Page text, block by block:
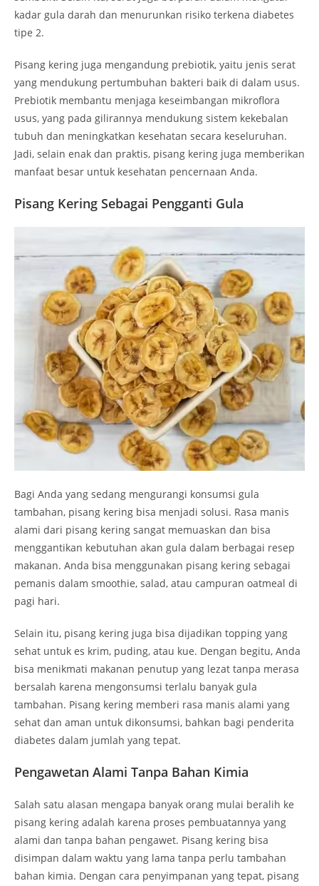
kadar gula darah dan menurunkan risiko terkena diabetes
tipe 2.
Pisang kering juga mengandung prebiotik, yaitu jenis serat
yang mendukung pertumbuhan bakteri baik di dalam usus.
Prebiotik membantu menjaga keseimbangan mikroflora
usus, yang pada gilirannya mendukung sistem kekebalan
tubuh dan meningkatkan kesehatan secara keseluruhan.
Jadi, selain enak dan praktis, pisang kering juga memberikan
manfaat besar untuk kesehatan pencernaan Anda.
Pisang Kering Sebagai Pengganti Gula
Bagi Anda yang sedang mengurangi konsumsi gula
tambahan, pisang kering bisa menjadi solusi. Rasa manis
alami dari pisang kering sangat memuaskan dan bisa
menggantikan kebutuhan akan gula dalam berbagai resep
makanan. Anda bisa menggunakan pisang kering sebagai
pemanis dalam smoothie, salad, atau campuran oatmeal di
pagi hari.
Selain itu, pisang kering juga bisa dijadikan topping yang
sehat untuk es krim, puding, atau kue. Dengan begitu, Anda
bisa menikmati makanan penutup yang lezat tanpa merasa
bersalah karena mengonsumsi terlalu banyak gula
tambahan. Pisang kering memberi rasa manis alami yang
sehat dan aman untuk dikonsumsi, bahkan bagi penderita
diabetes dalam jumlah yang tepat.
Pengawetan Alami Tanpa Bahan Kimia
Salah satu alasan mengapa banyak orang mulai beralih ke
pisang kering adalah karena proses pembuatannya yang
alami dan tanpa bahan pengawet. Pisang kering bisa
disimpan dalam waktu yang lama tanpa perlu tambahan
bahan kimia. Dengan cara penyimpanan yang tepat, pisang